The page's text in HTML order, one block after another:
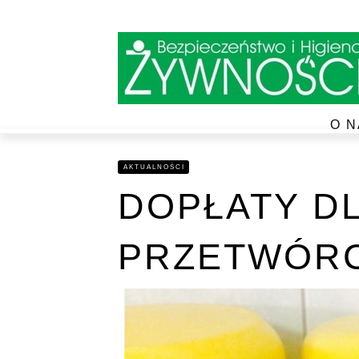
O
AKTUALNOŚCI
DOPŁATY